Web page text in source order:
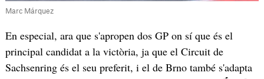
Marc Márquez
En especial, ara que s'apropen dos GP on sí que és el
principal candidat a la victòria, ja que el Circuit de
Sachsenring és el seu preferit, i el de Brno també s'adapta